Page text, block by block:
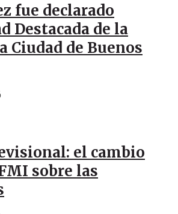
fue declarado
Destacada de la
Ciudad de Buenos
el cambio
sobre las